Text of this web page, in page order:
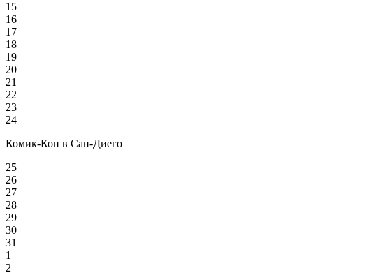
15
16
17
18
19
20
21
22
23
24
Комик-Кон в Сан-Диего
25
26
27
28
29
30
31
1
2